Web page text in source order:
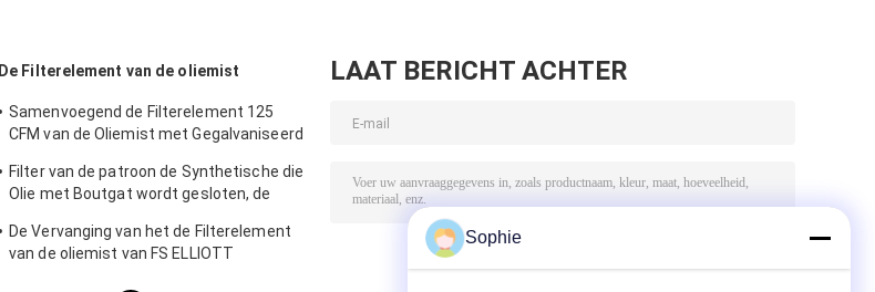
De Filterelement van de oliemist
Samenvoegend de Filterelement 125
CFM van de Oliemist met Gegalvaniseerd
Filter van de patroon de Synthetische die
Olie met Boutgat wordt gesloten, de
De Vervanging van het de Filterelement
van de oliemist van FS ELLIOTT
LAAT BERICHT ACHTER
Sophie